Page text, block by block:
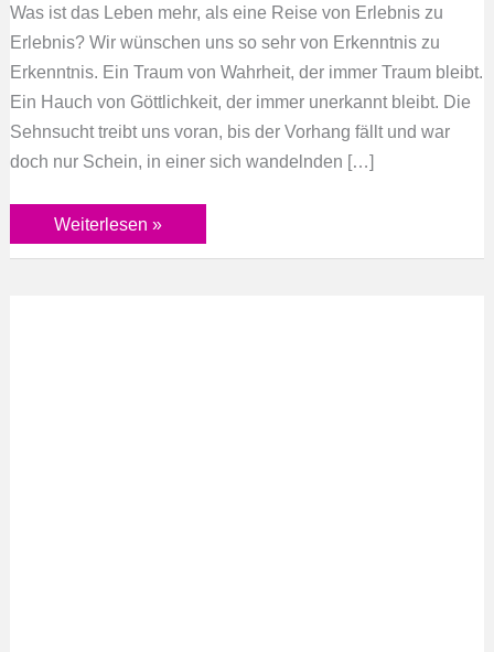
Was ist das Leben mehr, als eine Reise von Erlebnis zu
Erlebnis? Wir wünschen uns so sehr von Erkenntnis zu
Erkenntnis. Ein Traum von Wahrheit, der immer Traum bleibt.
Ein Hauch von Göttlichkeit, der immer unerkannt bleibt. Die
Sehnsucht treibt uns voran, bis der Vorhang fällt und war
doch nur Schein, in einer sich wandelnden […]
Weiterlesen »